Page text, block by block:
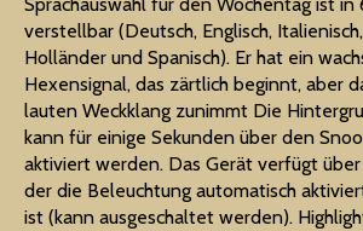
Sprachauswahl für den Wochentag ist in
verstellbar (Deutsch, Englisch,
Holländer und Spanisch). Er hat ein
Hexensignal, das zärtlich beginnt, aber
lauten Weckklang zunimmt Die
kann für einige Sekunden über den
aktiviert werden. Das Gerät verfügt
der die Beleuchtung automatisch
ist (kann ausgeschaltet werden).